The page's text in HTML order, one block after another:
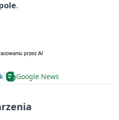
.
Google News